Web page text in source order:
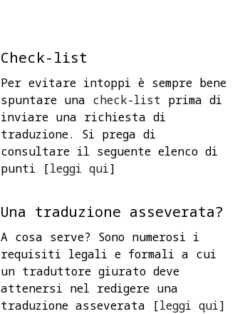
Check-list
Per evitare intoppi è sempre bene
spuntare una check-list prima di
inviare una richiesta di
traduzione. Si prega di
consultare il seguente elenco di
punti [leggi qui]
Una traduzione asseverata?
A cosa serve? Sono numerosi i
requisiti legali e formali a cui
un traduttore giurato deve
attenersi nel redigere una
traduzione asseverata [leggi qui]